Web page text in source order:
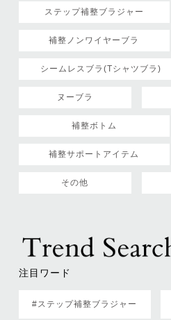
ステップ補整ブラジャー
補整ノンワイヤーブラ
シームレスブラ(Tシャツブラ)
ヌーブラ
補整ボトム
補整サポートアイテム
その他
注目ワード
#ステップ補整ブラジャー